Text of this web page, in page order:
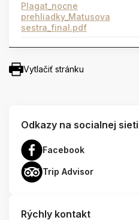
Plagat_nocne
prehliadky_Matusova
sestra_final.pdf
Vytlačiť stránku
Odkazy na socialnej sieti
Facebook
Trip Advisor
Rýchly kontakt